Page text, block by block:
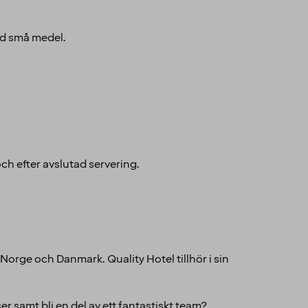
små medel.
efter avslutad servering.
och Danmark. Quality Hotel tillhör i sin